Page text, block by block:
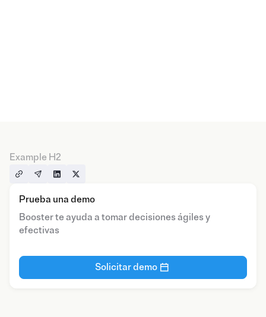
Example H2
Prueba una demo
Booster te ayuda a tomar decisiones ágiles y
efectivas
Solicitar demo